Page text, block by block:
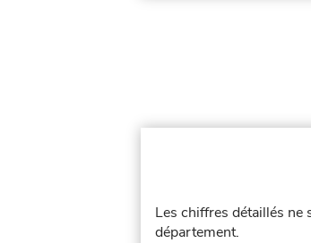
Les chiffres détaillés ne
département.